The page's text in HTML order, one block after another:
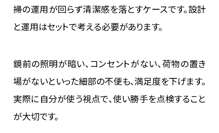
掃の運用が回らず清潔感を落とすケースです。設計
と運用はセットで考える必要があります。
鏡前の照明が暗い、コンセントがない、荷物の置き
場がないといった細部の不便も、満足度を下げます。
実際に自分が使う視点で、使い勝手を点検すること
が大切です。